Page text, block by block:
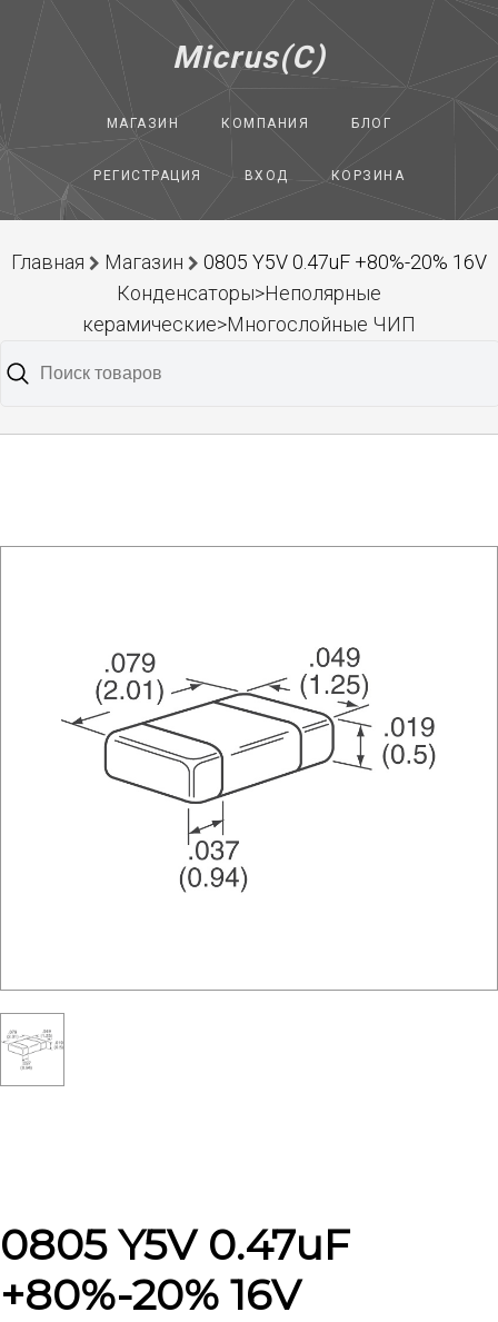
Micrus(C)
МАГАЗИН КОМПАНИЯ БЛОГ
РЕГИСТРАЦИЯ ВХОД КОРЗИНА
Главная Магазин
0805 Y5V 0.47uF +80%-20% 16V
Конденсаторы>Неполярные
керамические>Многослойные ЧИП
0805 Y5V 0.47uF
+80%-20% 16V